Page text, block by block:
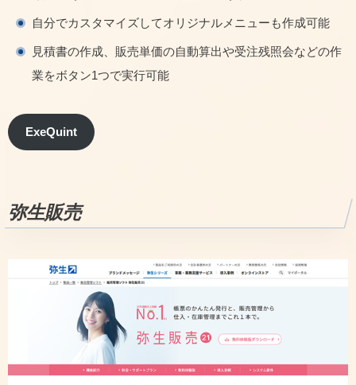
自分でカスタマイズしてオリジナルメニューも作成可能
見積書の作成、販売単価の自動算出や受注残照会などの作
業をボタン1つで実行可能
ExeQuint
弥生販売